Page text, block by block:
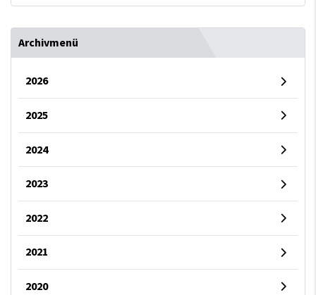
Archivmenü
2026
2025
2024
2023
2022
2021
2020